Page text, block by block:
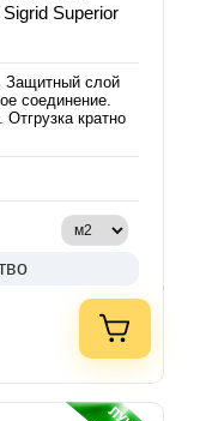
Superior
Защитный слой
соединение.
кратно